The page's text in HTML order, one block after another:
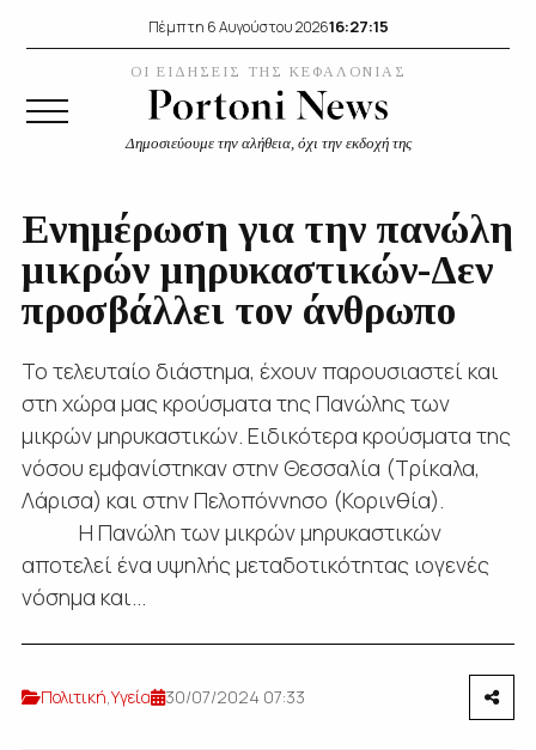
Πέμπτη 6 Αυγούστου 202616:27:16
ΟΙ ΕΙΔΗΣΕΙΣ ΤΗΣ ΚΕΦΑΛΟΝΙΑΣ
Δημοσιεύουμε την αλήθεια, όχι την εκδοχή της
Ενημέρωση για την πανώλη
μικρών μηρυκαστικών-Δεν
προσβάλλει τον άνθρωπο
Το τελευταίο διάστημα, έχουν παρουσιαστεί και
στη χώρα μας κρούσματα της Πανώλης των
μικρών μηρυκαστικών. Ειδικότερα κρούσματα της
νόσου εμφανίστηκαν στην Θεσσαλία (Τρίκαλα,
Λάρισα) και στην Πελοπόννησο (Κορινθία).
Η Πανώλη των μικρών μηρυκαστικών
αποτελεί ένα υψηλής μεταδοτικότητας ιογενές
νόσημα και...
Πολιτική,Υγεία 30/07/2024 07:33